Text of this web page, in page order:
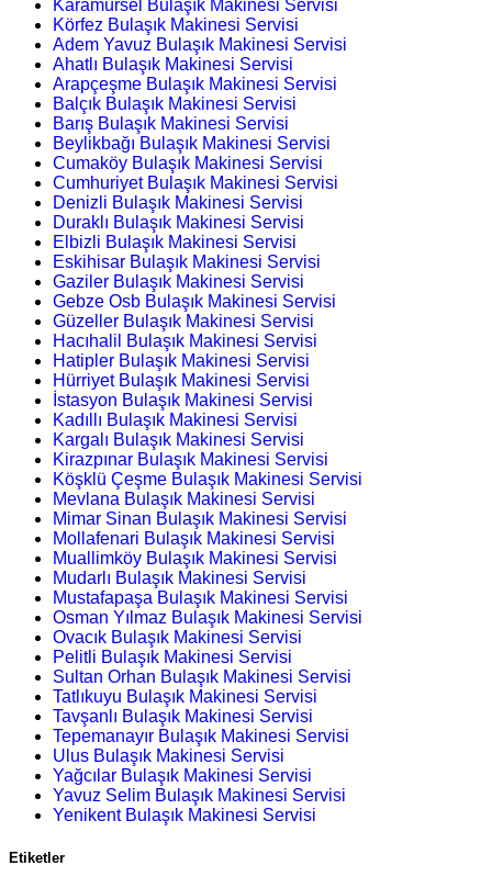
Karamürsel Bulaşık Makinesi Servisi
Körfez Bulaşık Makinesi Servisi
Adem Yavuz Bulaşık Makinesi Servisi
Ahatlı Bulaşık Makinesi Servisi
Arapçeşme Bulaşık Makinesi Servisi
Balçık Bulaşık Makinesi Servisi
Barış Bulaşık Makinesi Servisi
Beylikbağı Bulaşık Makinesi Servisi
Cumaköy Bulaşık Makinesi Servisi
Cumhuriyet Bulaşık Makinesi Servisi
Denizli Bulaşık Makinesi Servisi
Duraklı Bulaşık Makinesi Servisi
Elbizli Bulaşık Makinesi Servisi
Eskihisar Bulaşık Makinesi Servisi
Gaziler Bulaşık Makinesi Servisi
Gebze Osb Bulaşık Makinesi Servisi
Güzeller Bulaşık Makinesi Servisi
Hacıhalil Bulaşık Makinesi Servisi
Hatipler Bulaşık Makinesi Servisi
Hürriyet Bulaşık Makinesi Servisi
İstasyon Bulaşık Makinesi Servisi
Kadıllı Bulaşık Makinesi Servisi
Kargalı Bulaşık Makinesi Servisi
Kirazpınar Bulaşık Makinesi Servisi
Köşklü Çeşme Bulaşık Makinesi Servisi
Mevlana Bulaşık Makinesi Servisi
Mimar Sinan Bulaşık Makinesi Servisi
Mollafenari Bulaşık Makinesi Servisi
Muallimköy Bulaşık Makinesi Servisi
Mudarlı Bulaşık Makinesi Servisi
Mustafapaşa Bulaşık Makinesi Servisi
Osman Yılmaz Bulaşık Makinesi Servisi
Ovacık Bulaşık Makinesi Servisi
Pelitli Bulaşık Makinesi Servisi
Sultan Orhan Bulaşık Makinesi Servisi
Tatlıkuyu Bulaşık Makinesi Servisi
Tavşanlı Bulaşık Makinesi Servisi
Tepemanayır Bulaşık Makinesi Servisi
Ulus Bulaşık Makinesi Servisi
Yağcılar Bulaşık Makinesi Servisi
Yavuz Selim Bulaşık Makinesi Servisi
Yenikent Bulaşık Makinesi Servisi
Etiketler